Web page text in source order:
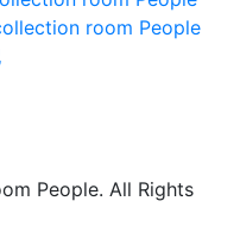
People. All Rights